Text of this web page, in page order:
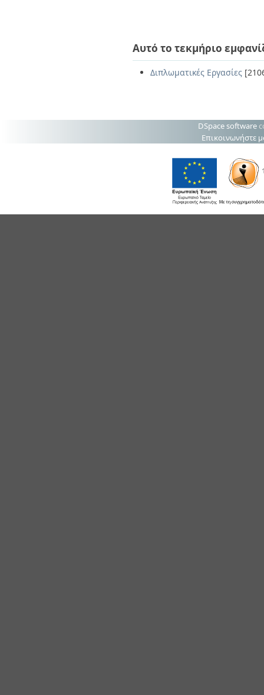
Αυτό το τεκμήριο
Διπλωματικές Εργασίες
DSpace software
Επικοινωνήστε